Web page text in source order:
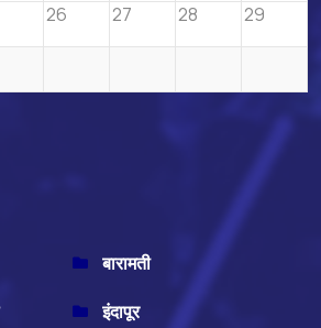
26 27 28
29
बारामती
इंदापूर